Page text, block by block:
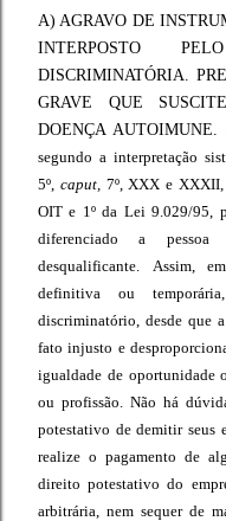
A) AGRAVO DE
INTERPOSTO
DISCRIMINATÓRIA.
GRAVE QUE
DOENÇA AUTOIMUNE.
segundo a interpretação
5º, caput,7º, XXX e XXXII,
OIT e 1º da Lei 9.029/95,
diferenciado a
desqualificante.
Assim,
definitiva ou
discriminatório, desde que
fato injusto e
igualdade de oportunidade
ou profissão. Não há
potestativo de demitir seus
realize o pagamento de
direito potestativo do
arbitrária, nem sequer de